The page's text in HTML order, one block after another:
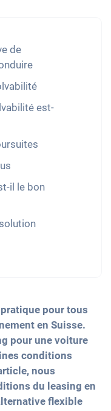
de
est-
il le bon
pour tous
en Suisse.
pour une voiture
conditions
nous
du leasing en
flexible